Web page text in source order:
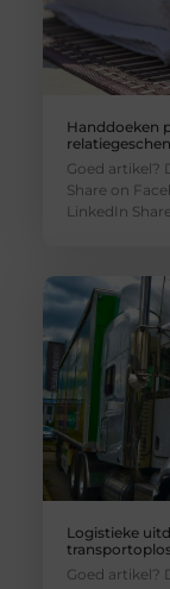
Handdoeken
Goed artikel?
Share on
LinkedIn
Logistieke
Goed artikel?